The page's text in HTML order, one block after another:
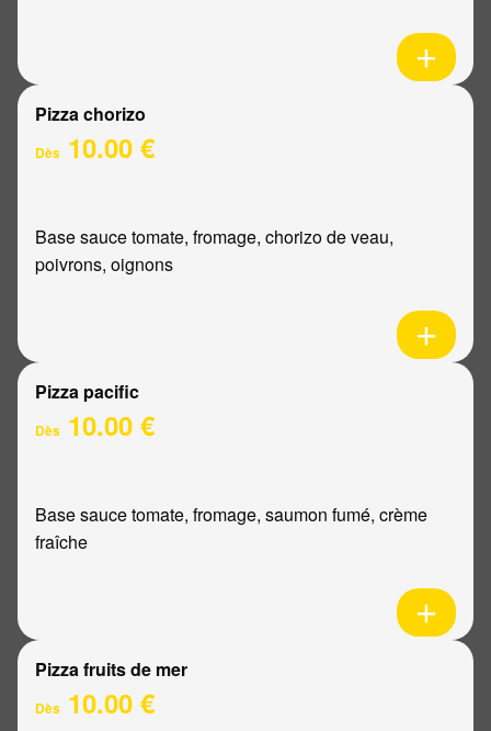
Pizza chorizo
Dès 10.00 €
Base sauce tomate, fromage, chorizo de veau,
poivrons, oignons
Pizza pacific
Dès 10.00 €
Base sauce tomate, fromage, saumon fumé, crème
fraîche
Pizza fruits de mer
Dès 10.00 €